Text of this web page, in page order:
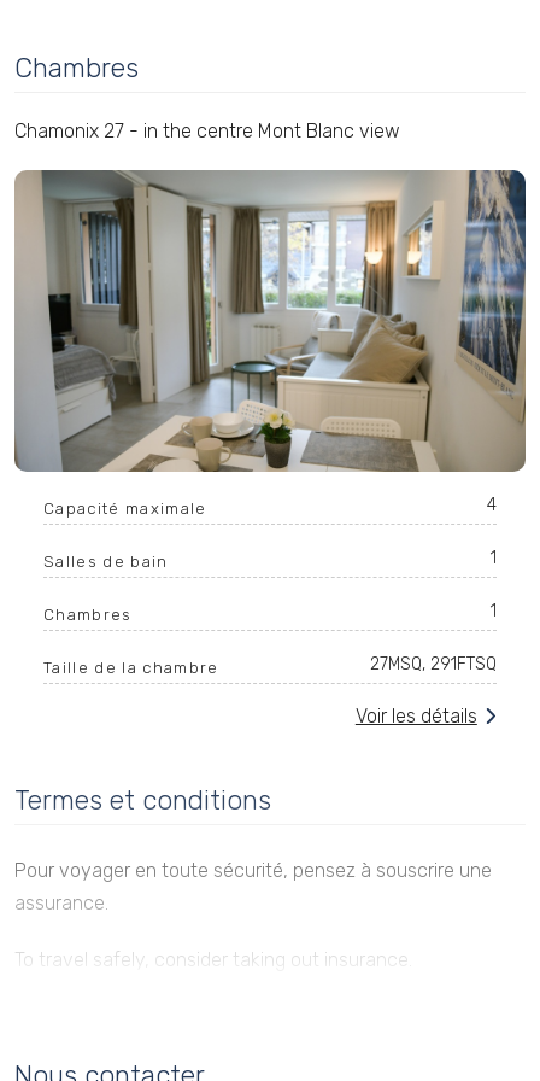
Chambres
Chamonix 27 - in the centre Mont Blanc view
Capacité maximale 4
Salles de bain 1
Chambres 1
Taille de la chambre 27MSQ, 291FTSQ
Voir les détails
Termes et conditions
Pour voyager en toute sécurité, pensez à souscrire une
assurance.
To travel safely, consider taking out insurance.
https://www.pinkassur.com/partenaires/offre-partenaire-